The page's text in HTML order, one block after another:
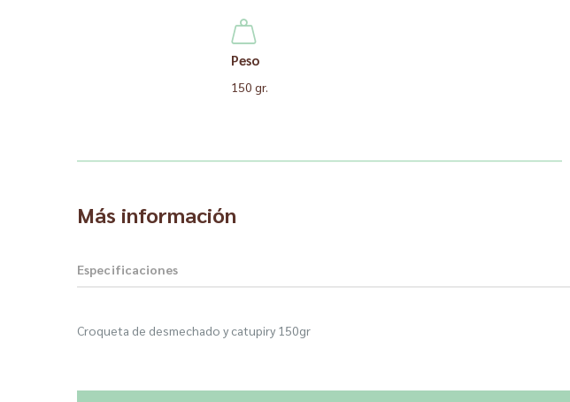
Peso
150 gr.
Más información
Especificaciones
Croqueta de desmechado y catupiry 150gr